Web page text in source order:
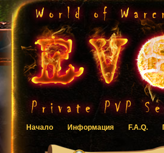
Начало
Информация F.A.Q.